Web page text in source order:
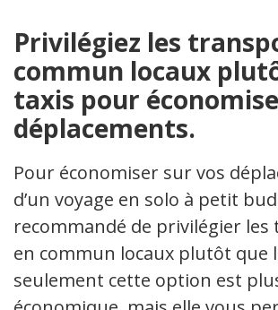
Privilégiez les
commun locaux
taxis pour
déplacements.
Pour économiser sur vos
d’un voyage en solo à petit
recommandé de privilégier
en commun locaux plutôt que
seulement cette option est